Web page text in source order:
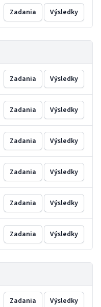
Zadania Výsledky
Zadania Výsledky
Zadania Výsledky
Zadania Výsledky
Zadania Výsledky
Zadania Výsledky
Zadania Výsledky
Zadania Výsledky